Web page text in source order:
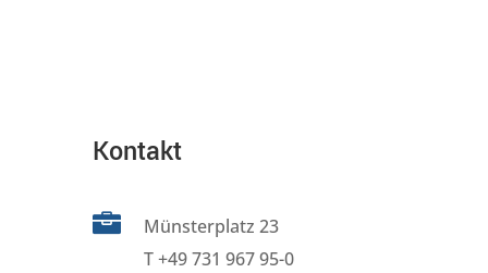
Kontakt

Münsterplatz 23
T +49 731 967 95-0